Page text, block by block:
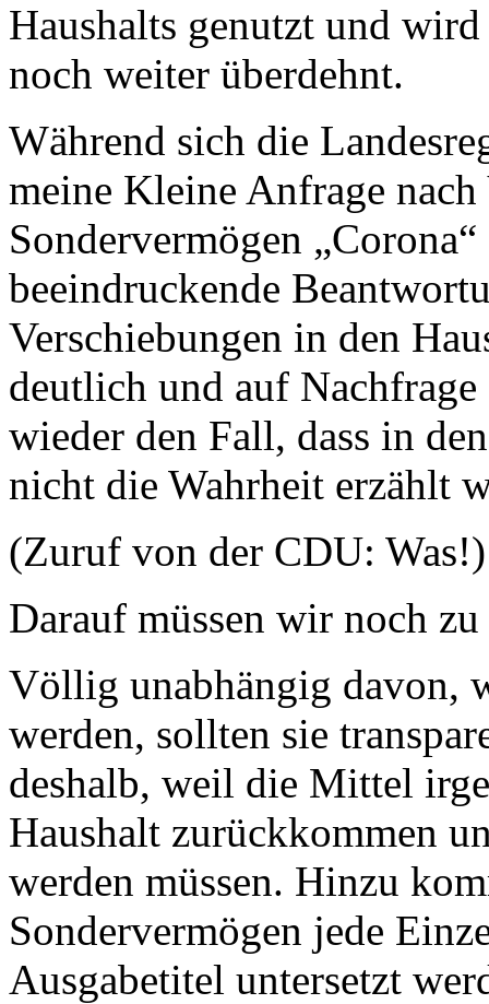
Haushalts genutzt und
noch weiter überdehnt.
Während sich die
meine Kleine Anfrage
Sondervermögen
beeindruckende
Verschiebungen in den
deutlich und auf
wieder den Fall, dass in
nicht die Wahrheit erzählt
(Zuruf von der CDU: Was!)
Darauf müssen wir noch
Völlig unabhängig davon,
werden, sollten sie
deshalb, weil die Mittel
Haushalt zurückkommen
werden müssen. Hinzu
Sondervermögen jede
Ausgabetitel untersetzt